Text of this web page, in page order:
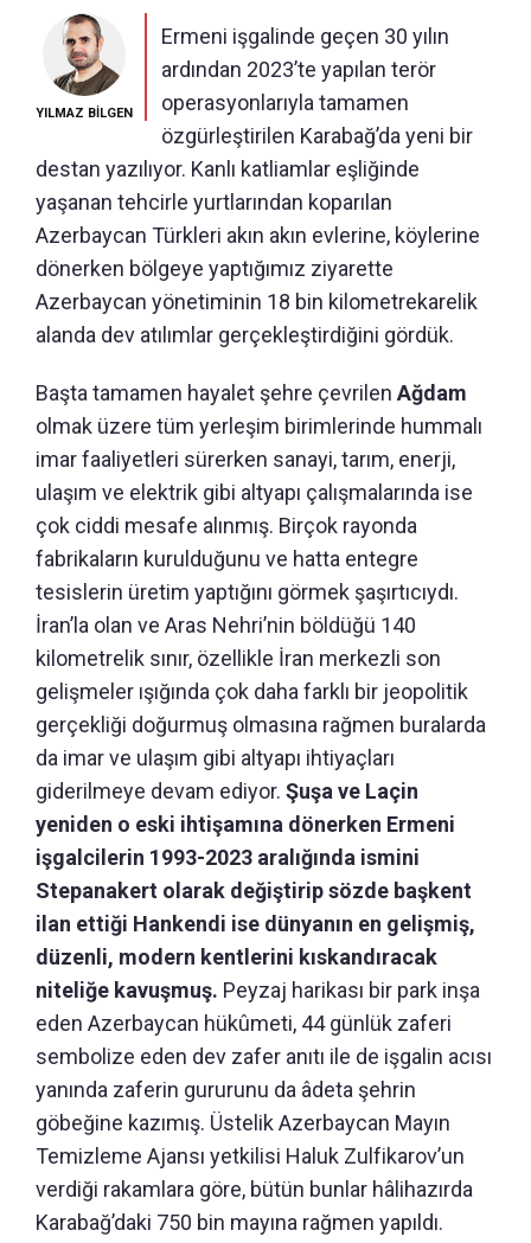
YILMAZ BİLGEN
Ermeni işgalinde geçen 30 yılın
ardından 2023’te yapılan terör
operasyonlarıyla tamamen
özgürleştirilen Karabağ’da yeni bir
destan yazılıyor. Kanlı katliamlar eşliğinde
yaşanan tehcirle yurtlarından koparılan
Azerbaycan Türkleri akın akın evlerine, köylerine
dönerken bölgeye yaptığımız ziyarette
Azerbaycan yönetiminin 18 bin kilometrekarelik
alanda dev atılımlar gerçekleştirdiğini gördük.
Başta tamamen hayalet şehre çevrilen Ağdam
olmak üzere tüm yerleşim birimlerinde hummalı
imar faaliyetleri sürerken sanayi, tarım, enerji,
ulaşım ve elektrik gibi altyapı çalışmalarında ise
çok ciddi mesafe alınmış. Birçok rayonda
fabrikaların kurulduğunu ve hatta entegre
tesislerin üretim yaptığını görmek şaşırtıcıydı.
İran’la olan ve Aras Nehri’nin böldüğü 140
kilometrelik sınır, özellikle İran merkezli son
gelişmeler ışığında çok daha farklı bir jeopolitik
gerçekliği doğurmuş olmasına rağmen buralarda
da imar ve ulaşım gibi altyapı ihtiyaçları
giderilmeye devam ediyor. Şuşa ve Laçin
yeniden o eski ihtişamına dönerken Ermeni
işgalcilerin 1993-2023 aralığında ismini
Stepanakert olarak değiştirip sözde başkent
ilan ettiği Hankendi ise dünyanın en gelişmiş,
düzenli, modern kentlerini kıskandıracak
niteliğe kavuşmuş. Peyzaj harikası bir park inşa
eden Azerbaycan hükûmeti, 44 günlük zaferi
sembolize eden dev zafer anıtı ile de işgalin acısı
yanında zaferin gururunu da âdeta şehrin
göbeğine kazımış. Üstelik Azerbaycan Mayın
Temizleme Ajansı yetkilisi Haluk Zulfikarov’un
verdiği rakamlara göre, bütün bunlar hâlihazırda
Karabağ’daki 750 bin mayına rağmen yapıldı.